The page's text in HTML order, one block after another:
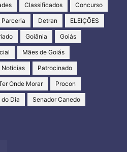
Classificados Concurso
Detran ELEIÇÕES
Goiânia Goiás
Mães de Goiás
Notícias Patrocinado
Onde Morar Procon
do Dia Senador Canedo